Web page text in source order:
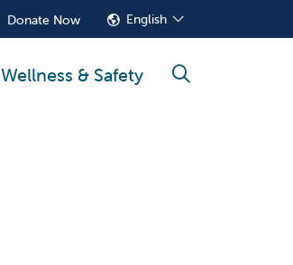
Donate Now English
Wellness & Safety search